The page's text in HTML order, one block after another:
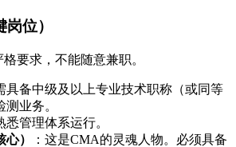
位）
要求，不能随意兼职。
具备中级及以上专业技术职称（或同等
业务。
悉管理体系运行。
）
：这是CMA的灵魂人物。必须具备